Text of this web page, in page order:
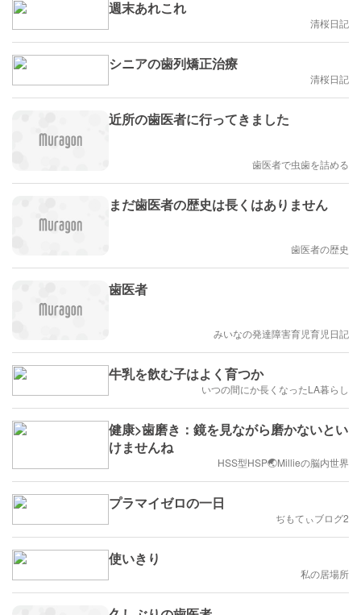
週末あれこれ
清桜日記
シニアの歯列矯正治療
清桜日記
近所の歯医者に行ってきました
歯医者で虫歯を詰める
まだ歯医者の歴史は長くはありません
歯医者の歴史
歯医者
みいなの発達障害育児育児日記
牛乳を飲む子はよく育つか
いつの間にか長くなったLA暮らし
健康>歯磨き：鏡を見ながら磨かないとい
けませんね
HSS型HSP🌏Millieの脳内世界
プラマイゼロの一日
ぢもてぃブログ2
使いきり
私の居場所